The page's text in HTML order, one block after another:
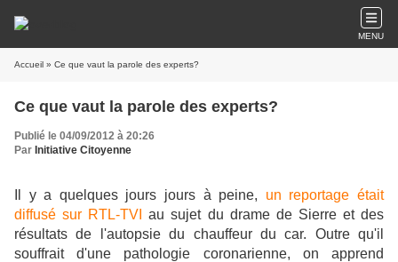
MENU
Accueil » Ce que vaut la parole des experts?
Ce que vaut la parole des experts?
Publié le 04/09/2012 à 20:26
Par Initiative Citoyenne
Il y a quelques jours jours à peine, un reportage était
diffusé sur RTL-TVI
au sujet du drame de Sierre et des
résultats de l'autopsie du chauffeur du car. Outre qu'il
souffrait d'une pathologie coronarienne, on apprend